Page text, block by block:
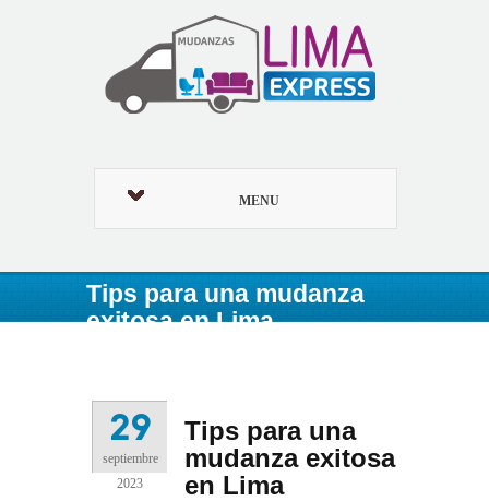
MENU
Tips para una mudanza
exitosa en Lima
Tips para una
mudanza exitosa
en Lima
29
septiembre
2023